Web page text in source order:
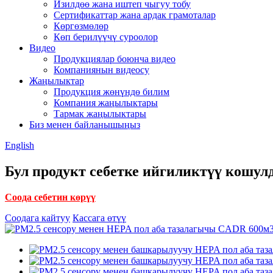
Изилдөө жана иштеп чыгуу тобу
Сертификаттар жана ардак грамоталар
Көргөзмөлөр
Көп берилүүчү суроолор
Видео
Продукциялар боюнча видео
Компаниянын видеосу
Жаңылыктар
Продукция жөнүндө билим
Компания жаңылыктары
Тармак жаңылыктары
Биз менен байланышыңыз
English
Бул продукт себетке ийгиликтүү
Соода себетин көрүү
Соодага кайтуу Кассага өтүү